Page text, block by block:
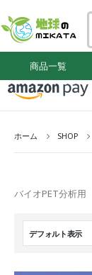
商品一覧
ホーム SHOP
バイオPET分析用